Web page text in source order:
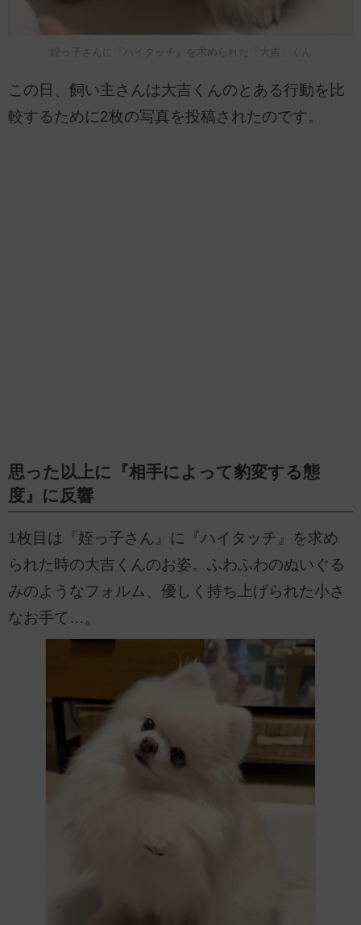
姪っ子さんに『ハイタッチ』を求められた「大吉」くん
この日、飼い主さんは大吉くんのとある行動を比
較するために2枚の写真を投稿されたのです。
思った以上に『相手によって豹変する態
度』に反響
1枚目は『姪っ子さん』に『ハイタッチ』を求め
られた時の大吉くんのお姿。ふわふわのぬいぐる
みのようなフォルム、優しく持ち上げられた小さ
なお手て…。